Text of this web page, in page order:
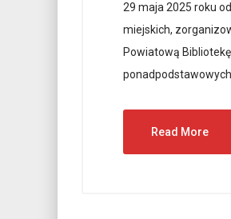
29 maja 2025 roku
miejskich,
Powiatową
Read More